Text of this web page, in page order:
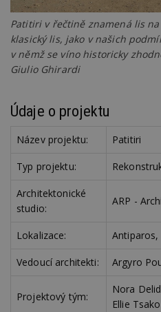
Patitiri v řečtině znamená lis
klasický lis, jako v našich
v němž se víno historicky
Giulio Ghirardi
Údaje o projektu
Název projektu: Patitiri
Typ projektu:
Architektonické
studio:
ARP -
Lokalizace: Antiparos,
Vedoucí architekti: Argyro
Projektový tým:
Nora
Ellie